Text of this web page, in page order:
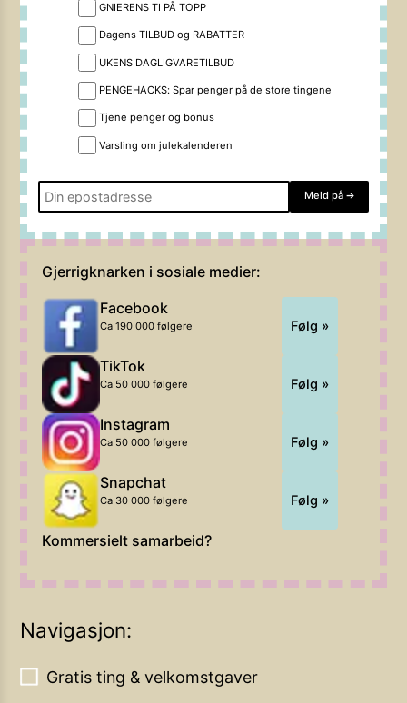
GNIERENS TI PÅ TOPP
Dagens TILBUD og RABATTER
UKENS DAGLIGVARETILBUD
PENGEHACKS: Spar penger på de store tingene
Tjene penger og bonus
Varsling om julekalenderen
Meld på ➔
Gjerrigknarken i sosiale medier:
Facebook
Ca 190 000 følgere Følg »
TikTok
Ca 50 000 følgere Følg »
Instagram
Ca 50 000 følgere Følg »
Snapchat
Ca 30 000 følgere Følg »
Kommersielt samarbeid?
Navigasjon:
Gratis ting & velkomstgaver